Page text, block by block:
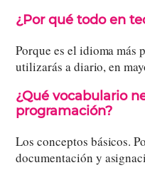
¿Por qué todo en
Porque es el idioma más
utilizarás a diario, en
¿Qué vocabulario
programación?
Los conceptos básicos.
documentación y